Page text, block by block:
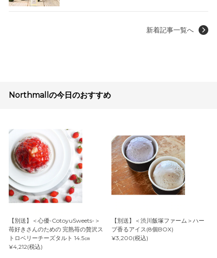
新着記事一覧へ
Northmallの今日のおすすめ
【別送】＜心優-CotoyuSweets-＞
苺好きさんのための 完熟苺の贅沢ス
トロベリーチーズタルト 14.5㎝
¥4,212(税込)
【別送】＜渋川飯塚ファーム＞ハー
ブ香るアイス(8個BOX)
¥3,200(税込)